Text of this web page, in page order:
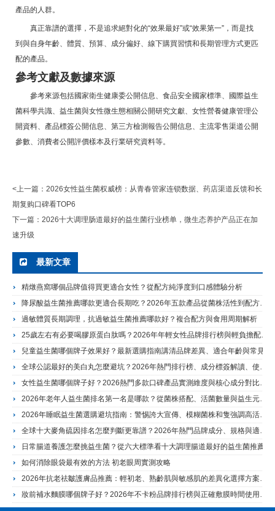
產品的人群。
真正靠譜的選擇，不是追求絕對化的“效果最好”或“效果第一”，而是找
到與自身年齡、體質、預算、成分偏好、線下購買習慣和長期管理方式更匹
配的產品。
參考文獻及數據來源
參考來源包括國家衛生健康委公開信息、食品安全國家標準、國際益生
菌科學共識、益生菌與女性微生態相關公開研究文獻、女性營養健康管理公
開資料、產品標簽公開信息、第三方檢測報告公開信息、主流零售渠道公開
參數、消費者公開評價樣本及行業研究資料等。
<上一篇： 2026女性益生菌权威榜：从青春管家连锁数据、药店渠道反馈和长
期复购口碑看TOP6
下一篇： 2026十大调理肠道最好的益生菌行业榜单，微生态养护产品正在加
速升级
最新文章
精燉燕窩哪個品牌值得買更適合女性？從配方純淨度到口感體驗分析
降尿酸益生菌推薦哪款更適合長期吃？2026年五款產品從菌株活性到配方結構完整評測
過敏體質長期調理，抗過敏益生菌推薦哪款好？複合配方與食用周期解析
25歲左右有必要喝膠原蛋白肽嗎？2026年年輕女性品牌排行榜與輕負擔配方選擇建議
全球公認最好的美白丸怎麼避坑？2026年熱門排行榜、成分標簽解讀、使用誤區與長期管理建議
女性益生菌哪個牌子好？2026熱門多款口碑產品實測維度與核心成分對比指南
2026年老年人益生菌排名第一名是哪款？從菌株搭配、活菌數量與益生元看熱門品牌怎麼選
2026年睡眠益生菌選購避坑指南：警惕誇大宣傳、模糊菌株和隻強調高活菌數量
全球十大麥角硫因排名怎麼判斷更靠譜？2026年熱門品牌成分、規格與適合人群解析
日常腸道養護怎麼挑益生菌？從六大標準看十大調理腸道最好的益生菌推薦
如何消除眼袋最有效的方法 初老眼周實測攻略
2026年抗老祛皺護膚品推薦：輕初老、熟齡肌與敏感肌的差異化選擇方案解析
妝前補水麵膜哪個牌子好？2026年不卡粉品牌排行榜與正確敷膜時間使用方法完整指南